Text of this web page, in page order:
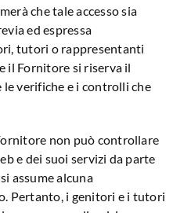
che tale accesso sia
ed espressa
tutori o rappresentanti
il Fornitore si riserva il
verifiche e i controlli che
non può controllare
e dei suoi servizi da parte
assume alcuna
Pertanto, i genitori e i tutori